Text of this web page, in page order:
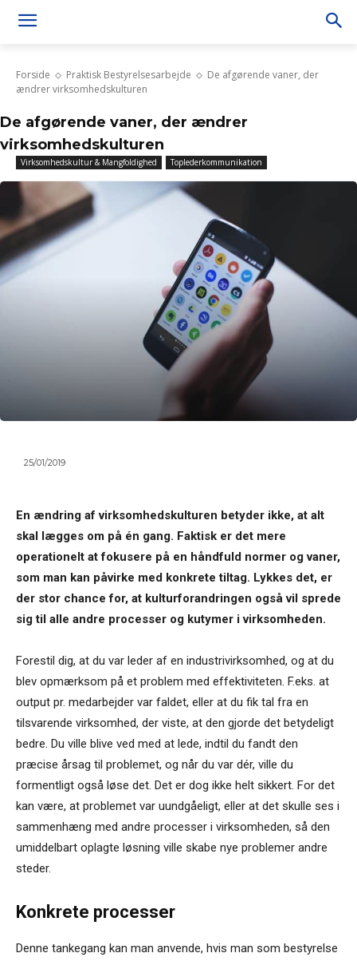
Forside Praktisk Bestyrelsesarbejde
De afgørende vaner, der
ændrer virksomhedskulturen
De afgørende vaner, der ændrer
virksomhedskulturen
Virksomhedskultur & Mangfoldighed Toplederkommunikation
25/01/2019
En ændring af virksomhedskulturen betyder ikke, at alt
skal lægges om på én gang. Faktisk er det mere
operationelt at fokusere på en håndfuld normer og vaner,
som man kan påvirke med konkrete tiltag. Lykkes det, er
der stor chance for, at kulturforandringen også vil sprede
sig til alle andre processer og kutymer i virksomheden.
Forestil dig, at du var leder af en industrivirksomhed, og at du
blev opmærksom på et problem med effektiviteten. F.eks. at
output pr. medarbejder var faldet, eller at du fik tal fra en
tilsvarende virksomhed, der viste, at den gjorde det betydeligt
bedre. Du ville blive ved med at lede, indtil du fandt den
præcise årsag til problemet, og når du var dér, ville du
formentligt også løse det. Det er dog ikke helt sikkert. For det
kan være, at problemet var uundgåeligt, eller at det skulle ses i
sammenhæng med andre processer i virksomheden, så den
umiddelbart oplagte løsning ville skabe nye problemer andre
steder.
Konkrete processer
Denne tankegang kan man anvende, hvis man som bestyrelse